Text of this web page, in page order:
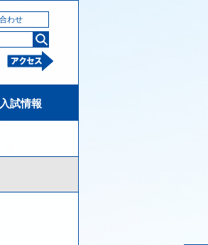
わせ
入試情報